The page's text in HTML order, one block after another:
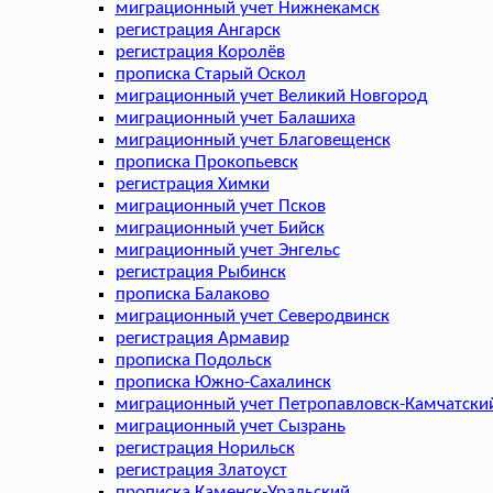
миграционный учет Нижнекамск
регистрация Ангарск
регистрация Королёв
прописка Старый Оскол
миграционный учет Великий Новгород
миграционный учет Балашиха
миграционный учет Благовещенск
прописка Прокопьевск
регистрация Химки
миграционный учет Псков
миграционный учет Бийск
миграционный учет Энгельс
регистрация Рыбинск
прописка Балаково
миграционный учет Северодвинск
регистрация Армавир
прописка Подольск
прописка Южно-Сахалинск
миграционный учет Петропавловск-
миграционный учет Сызрань
регистрация Норильск
регистрация Златоуст